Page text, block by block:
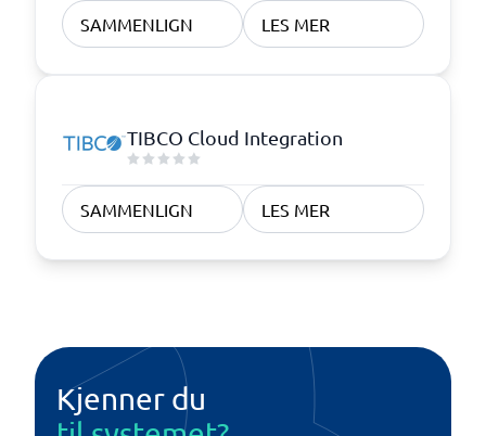
SAMMENLIGN LES MER
TIBCO Cloud Integration
SAMMENLIGN LES MER
Kjenner du